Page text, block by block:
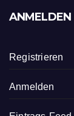
ANMELDEN
Registrieren
Anmelden